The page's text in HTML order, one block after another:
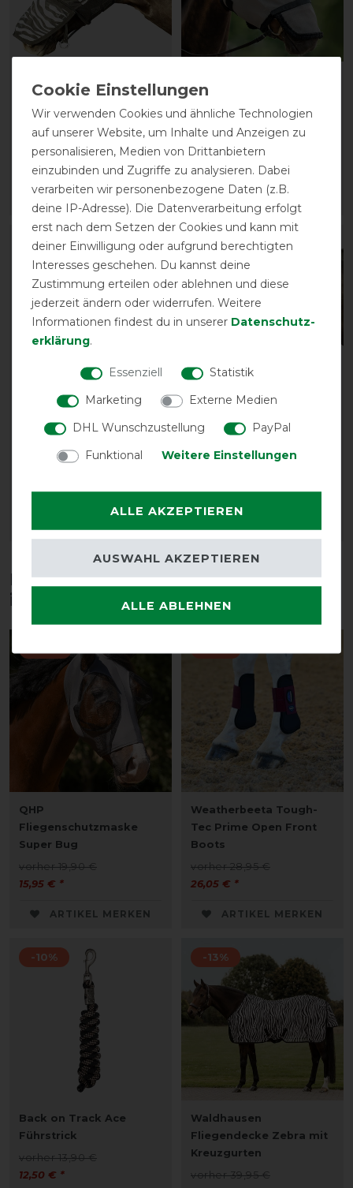
Fliegenschutzmaske
Zebra mit Nüsternschutz
vorher 17,90 €
15,25 € *
ARTIKEL MERKEN
Fliegenschutzmaske mit
Nüsternschutz zum
Abkletten
vorher 41,95 €
35,65 € *
ARTIKEL MERKEN
KerbEX Insektenschutz
Grün ohne Knoblauch 1L
ARTIKEL MERKEN
-15%
HKM
Fliegenschutzmaske
elastisch
ARTIKEL MERKEN
Diese Produkte könnten dich auch
interessieren
QHP
Fliegenschutzmaske
Super Bug
vorher 19,90 €
15,95 € *
ARTIKEL MERKEN
Weatherbeeta Tough-
Tec Prime Open Front
Boots
vorher 28,95 €
26,05 € *
ARTIKEL MERKEN
-10%
Back on Track Ace
Führstrick
vorher 13,90 €
12,50 € *
-13%
Waldhausen
Fliegendecke Zebra mit
Kreuzgurten
vorher 39,95 €
Wir verwenden Cookies und ähnliche Technologien
auf unserer Website, um Inhalte und Anzeigen zu
personalisieren, Medien von Drittanbietern
einzubinden und Zugriffe zu analysieren. Dabei
verarbeiten wir personenbezogene Daten (z.B.
deine IP-Adresse). Die Datenverarbeitung erfolgt
erst nach dem Setzen der Cookies und kann mit
deiner Einwilligung oder aufgrund berechtigten
Interesses geschehen. Du kannst deine
Zustimmung erteilen oder ablehnen und diese
jederzeit ändern oder widerrufen. Weitere
Informationen findest du in unserer Daten­schutz­
erklärung.
Essenziell
Statistik
Marketing
Externe Medien
DHL Wunschzustellung
PayPal
Funktional
Weitere Einstellungen
ALLE AKZEPTIEREN
ALLE ABLEHNEN
AUSWAHL AKZEPTIEREN